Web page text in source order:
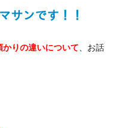
かりの違いについて 、お話